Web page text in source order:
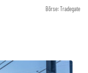
Börse: Tradegate